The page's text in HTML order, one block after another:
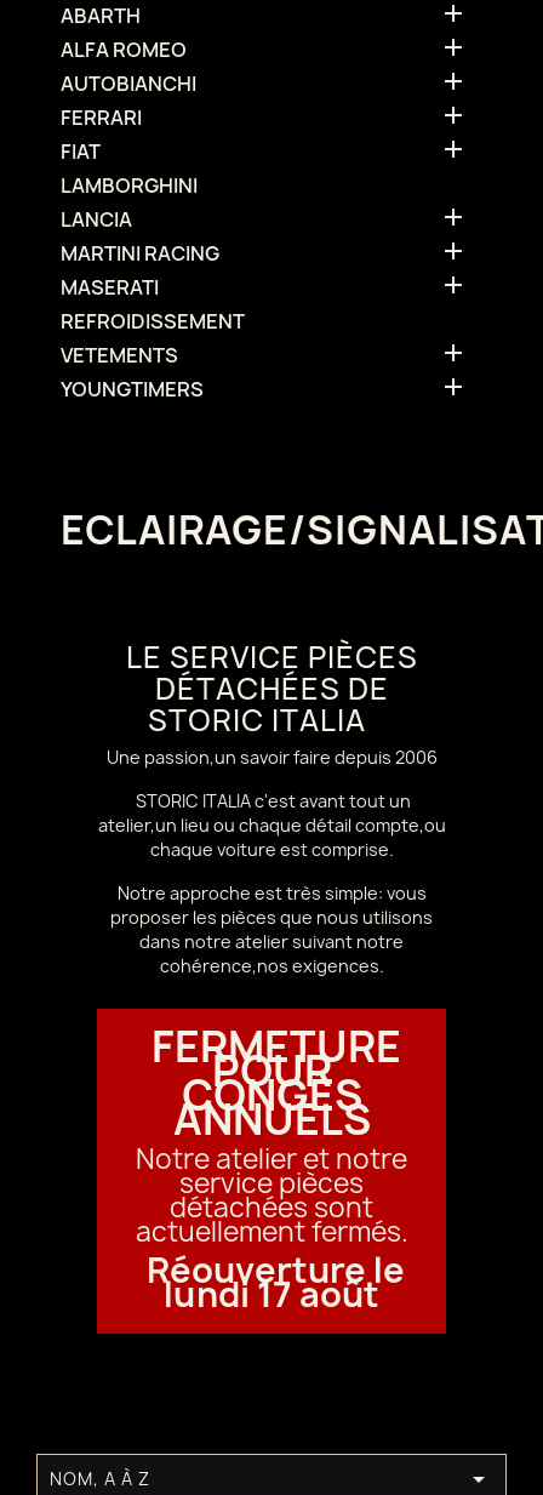
ABARTH 
ALFA ROMEO 
AUTOBIANCHI 
FERRARI 
FIAT 
LAMBORGHINI
LANCIA

MARTINI RACING 
MASERATI 
REFROIDISSEMENT
VETEMENTS

YOUNGTIMERS 
ECLAIRAGE/
LE SERVICE PIÈCES
DÉTACHÉES DE
STORIC ITALIA
Une passion,un savoir faire depuis 2006
STORIC ITALIA c'est avant tout un
atelier,un lieu ou chaque détail compte,ou
chaque voiture est comprise.
Notre approche est très simple: vous
proposer les pièces que nous utilisons
dans notre atelier suivant notre
cohérence,nos exigences.
FERMETURE
POUR
CONGÉS
ANNUELS
Notre atelier et notre
service pièces
détachées sont
actuellement fermés.
Réouverture le
lundi 17 août
NOM, A À Z 